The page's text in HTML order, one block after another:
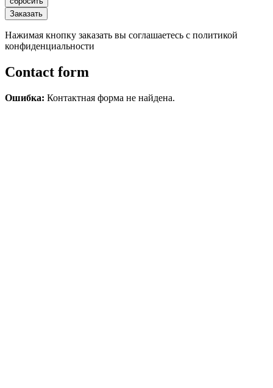
Нажимая кнопку заказать вы соглашаетесь с политикой
конфиденциальности
Contact form
Ошибка: Контактная форма не найдена.